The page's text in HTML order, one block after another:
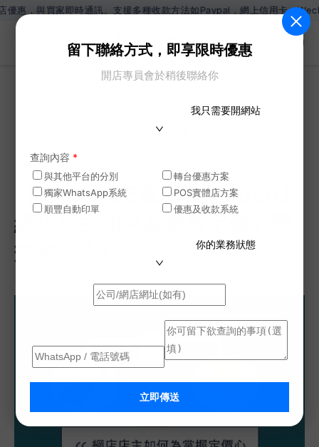
家即時通訊。支援多種收款方法如Paypal，網上信用卡，Wechat Pay
ZH
留下聯絡方式，即享限時優惠
開店專員會於稍後聯絡你
我只需要開網站
查詢內容 *
與其他平台的分別
轉台優惠方案
獨家WhatsApp系統
POS實體店方案
順豐自動印單
優惠及收款系統
你的業務狀態
立即傳送
【SHOPAGE電商教室2026】網店店主如何為掌握
定價心理效應（上）
【SHOPAGE電商教室2026】
網店店主如何為掌握定價心理
效應（上）